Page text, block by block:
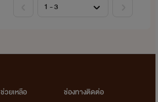
เขาเป็นนายแบบ นีน่าอยากจะกลับไปที่ผับแล้ว
เขาก็ตุงโด่งและโค้งตัวนูนกระแทกลูกตามากก
หาผู้หญิงที่นอนตัวแข็งทื่อเป็นท่อนไม้รอเขาอยู่
ช่วยเหลือ
ช่องทางติดต่อ